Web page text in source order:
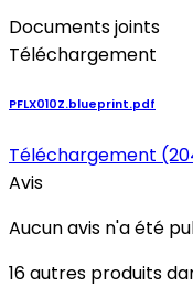
Documents joints
Téléchargement
PFLX010Z.blueprint.pdf
Téléchargement
Avis
Aucun avis n'a été
16 autres produits